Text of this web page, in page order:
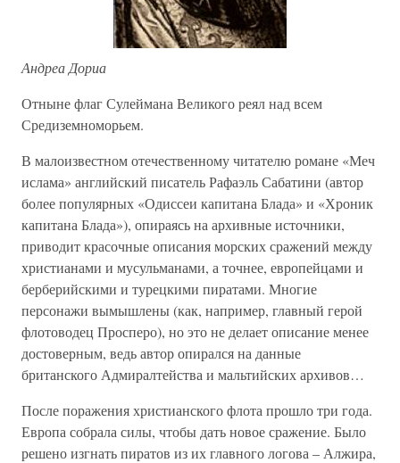
Андреа Дориа
Отныне флаг Сулеймана Великого реял над всем
Средиземноморьем.
В малоизвестном отечественному читателю романе «Меч
ислама» английский писатель Рафаэль Сабатини (автор
более популярных «Одиссеи капитана Блада» и «Хроник
капитана Блада»), опираясь на архивные источники,
приводит красочные описания морских сражений между
христианами и мусульманами, а точнее, европейцами и
берберийскими и турецкими пиратами. Многие
персонажи вымышлены (как, например, главный герой
флотоводец Просперо), но это не делает описание менее
достоверным, ведь автор опирался на данные
британского Адмиралтейства и мальтийских архивов…
После поражения христианского флота прошло три года.
Европа собрала силы, чтобы дать новое сражение. Было
решено изгнать пиратов из их главного логова – Алжира,